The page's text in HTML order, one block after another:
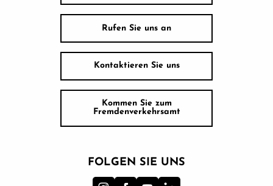
Rufen Sie uns an
Kontaktieren Sie uns
Kommen Sie zum
Fremdenverkehrsamt
FOLGEN SIE UNS